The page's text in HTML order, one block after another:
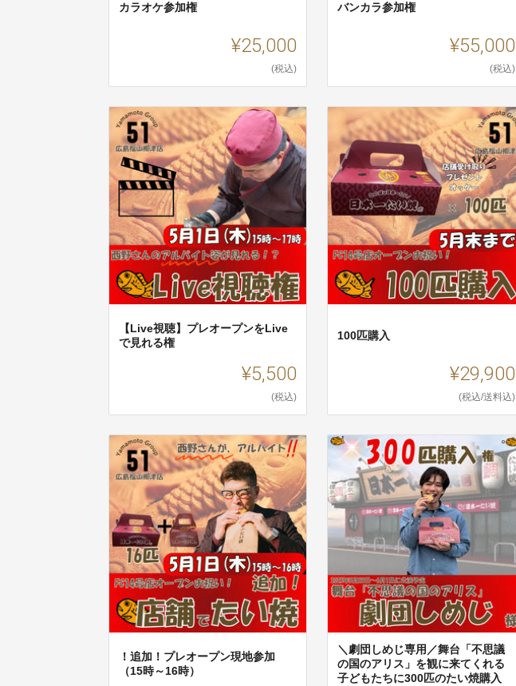
カラオケ参加権
¥25,000
(税込)
バンカラ参加権
¥55,000
(税込)
【Live視聴】プレオープンをLive
で見れる権
¥5,500
(税込)
100匹購入
¥29,900
(税込/送料込)
！追加！プレオープン現地参加
（15時～16時）
＼劇団しめじ専用／舞台「不思議
の国のアリス」を観に来てくれる
子どもたちに300匹のたい焼購入